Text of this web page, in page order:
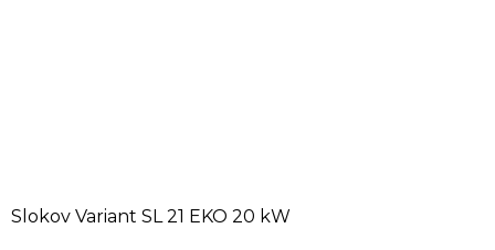
Slokov Variant SL 21 EKO 20 kW